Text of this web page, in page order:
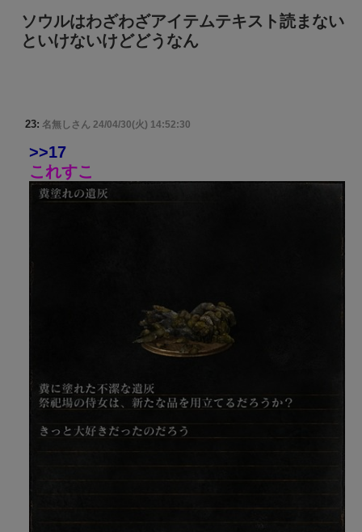
ソウルはわざわざアイテムテキスト読まない
といけないけどどうなん
23: 名無しさん 24/04/30(火) 14:52:30
>>17
これすこ